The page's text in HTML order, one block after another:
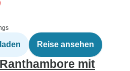
Reise ansehen
mit